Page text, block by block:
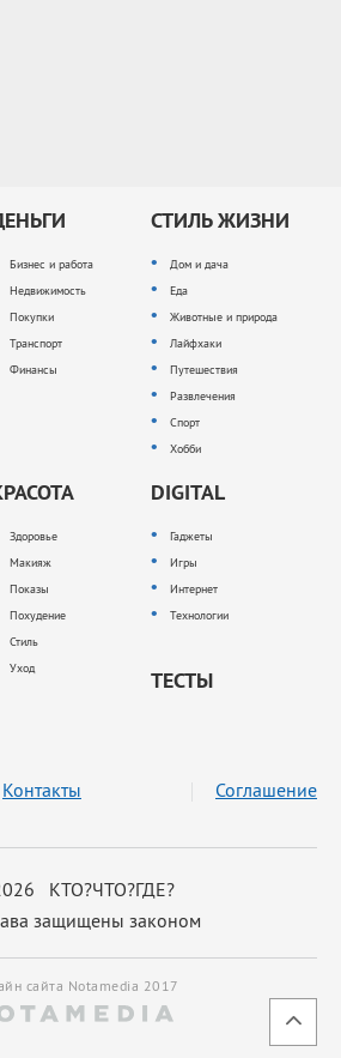
Бизнес и работа
Недвижимость
Покупки
Транспорт
Финансы
СТИЛЬ ЖИЗНИ
Дом и дача
Еда
Животные и природа
Лайфхаки
Путешествия
Развлечения
Спорт
Хобби
Здоровье
Макияж
Показы
Похудение
Стиль
Уход
DIGITAL
Гаджеты
Игры
Интернет
Технологии
ТЕСТЫ
КТО?ЧТО?ГДЕ?
защищены законом
Контакты Соглашение
сайта Notamedia 2017